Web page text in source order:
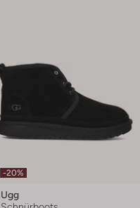
-20%
Ugg